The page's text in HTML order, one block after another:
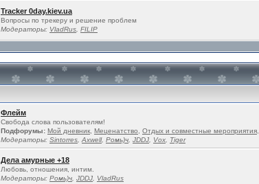
Tracker 0day.kiev.ua
Вопросы по трекеру и решение проблем
Модераторы: VladRus, FILIP
Флейм
Свобода слова пользователям!
Подфорумы: Мой дневник, Меценатство, Отдых и совместные мероприятия,
Модераторы: Sintorres,Ахwell, Ромь)ч, JDDJ, Vox, Tiger
Дела амурные +18
Любовь, отношения, интим.
Модераторы: Ромь)ч, JDDJ, VladRus